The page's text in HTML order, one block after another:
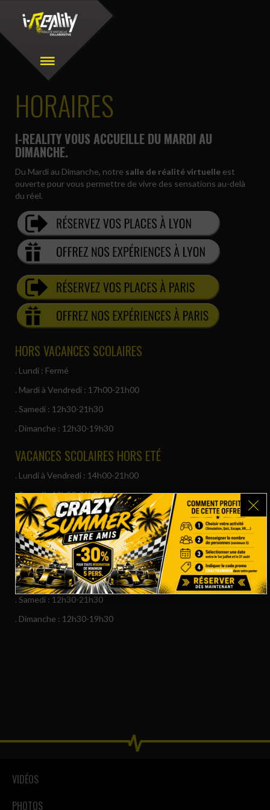
HORAIRES
I-REALITY VOUS ACCUEILLE DU MARDI AU
DIMANCHE.
Du Mardi au Dimanche, notre salle de réalité virtuelle est
ouverte pour vous permettre de vivre des sensations au-delà
du réel.
HORS VACANCES SCOLAIRES
. Lundi : Fermé
. Mardi à Vendredi : 17h00-21h00
. Samedi : 12h30-21h30
. Dimanche : 12h30-19h30
VACANCES SCOLAIRES HORS ETÉ
. Lundi à Vendredi : 14h00-21h00
. Samedi : 12h30-21h30
. Dimanche : 12h30-19h30
VACANCES SCOLAIRES ETÉ
. Lundi : Fermé
. Mardi à Vendredi : 14h00-21h00
. Samedi : 12h30-21h30
. Dimanche : 12h30-19h30
VIDÉOS
PHOTOS